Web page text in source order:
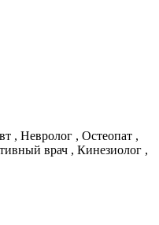
, Невролог , Остеопат ,
врач , Кинезиолог ,